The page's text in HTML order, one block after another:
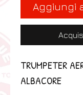
Aggiungi
TRUMPETER
ALBACORE